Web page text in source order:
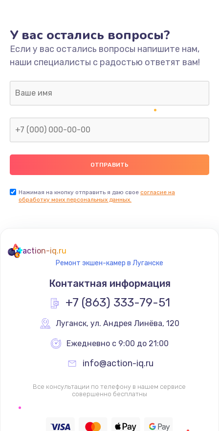
У вас остались вопросы?
Если у вас остались вопросы напишите нам,
наши специалисты с радостью ответят вам!
Нажимая на кнопку отправить я даю свое согласие на
обработку моих персональных данных.
action-iq.ru
Ремонт экшен-камер в Луганске
Контактная информация
+7 (863) 333-79-51
Луганск, ул. Андрея Линёва, 120
Ежедневно с 9:00 до 21:00
info@action-iq.ru
Все консультации по телефону в нашем сервисе
совершенно бесплатны